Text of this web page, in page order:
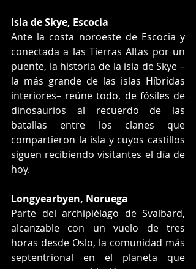
Isla de Skye, Escocia
Ante la costa noroeste de Escocia y
conectada a las Tierras Altas por un
puente, la historia de la isla de Skye –
la más grande de las islas Híbridas
interiores– reúne todo, de fósiles de
dinosaurios al recuerdo de las
batallas entre los clanes que
compartieron la isla y cuyos castillos
siguen recibiendo visitantes el día de
hoy.
Longyearbyen, Noruega
Parte del archipiélago de Svalbard,
alcanzable con un vuelo de tres
horas desde Oslo, la comunidad más
septentrional en el planeta que